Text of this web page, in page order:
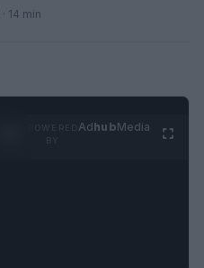
· 14 min
AdhubMedia